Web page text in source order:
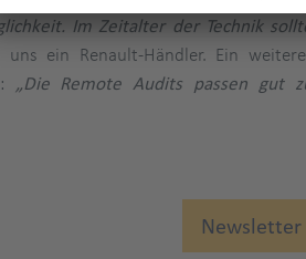
Im Zeitalter der Technik
ein Renault-Händler. Ein
„Die Remote Audits passen gut